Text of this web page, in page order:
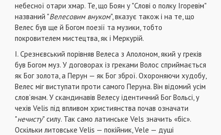
небесної отари хмар. Те, що Боян у "Слові о полку Ігоревім"
названий "Велесовим внуком", вказує також і на те, що
Велес був ще й Богом поезії та музики, тобто
покровителем мистецтва, як і Меркурій.
І. Срезнєвський порівняв Велеса з Аполоном, який у греків
був Богом муз. У договорах із греками Волос сприймається
як Бог золота, а Перун — як Бог зброї. Охороняючи худобу,
Велес міг виступати проти самого Перуна. Він відомий усім
слов’янам. У скандинавів Велесу ідентичний Бог Вольсі, у
чехів Velis під впливом християнства почав означати
"нечисту" силу. Так само латинське Vels значить «біс».
Оскільки литовське Velis — покійник, Vele — душі